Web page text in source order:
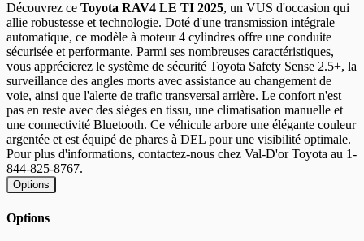
Découvrez ce Toyota RAV4 LE TI 2025, un VUS d'occasion qui
allie robustesse et technologie. Doté d'une transmission intégrale
automatique, ce modèle à moteur 4 cylindres offre une conduite
sécurisée et performante. Parmi ses nombreuses caractéristiques,
vous apprécierez le système de sécurité Toyota Safety Sense 2.5+, la
surveillance des angles morts avec assistance au changement de
voie, ainsi que l'alerte de trafic transversal arrière. Le confort n'est
pas en reste avec des sièges en tissu, une climatisation manuelle et
une connectivité Bluetooth. Ce véhicule arbore une élégante couleur
argentée et est équipé de phares à DEL pour une visibilité optimale.
Pour plus d'informations, contactez-nous chez Val-D'or Toyota au 1-
844-825-8767.
Options
Options